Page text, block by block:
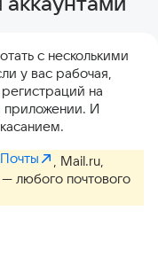
с несколькими
у вас рабочая,
на
приложении. И
, Mail.ru,
— любого почтового